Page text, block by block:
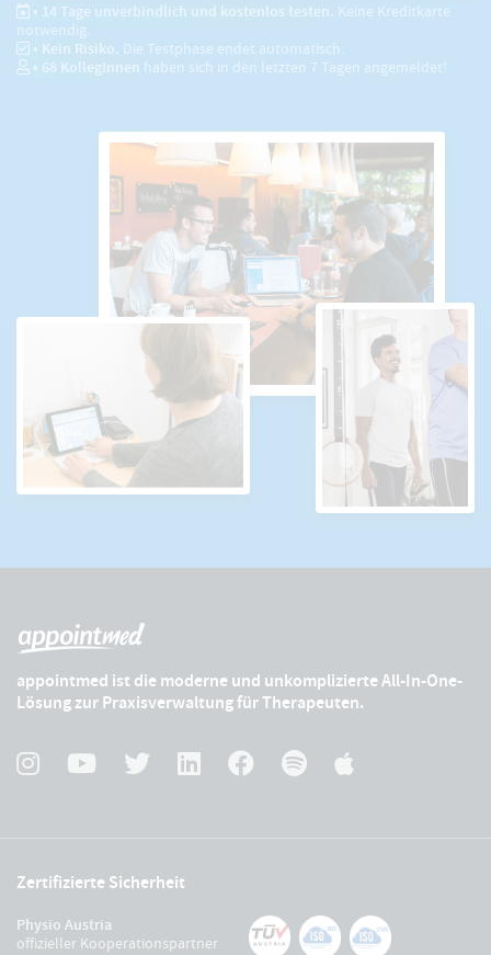
• 14 Tage unverbindlich und kostenlos testen. Keine Kreditkarte
notwendig.
• Kein Risiko. Die Testphase endet automatisch.
• 68 KollegInnen haben sich in den letzten 7 Tagen angemeldet!
appointmed ist die moderne und unkomplizierte All-In-One-
Lösung zur Praxisverwaltung für Therapeuten.
Zertifizierte Sicherheit
Physio Austria
offizieller Kooperationspartner